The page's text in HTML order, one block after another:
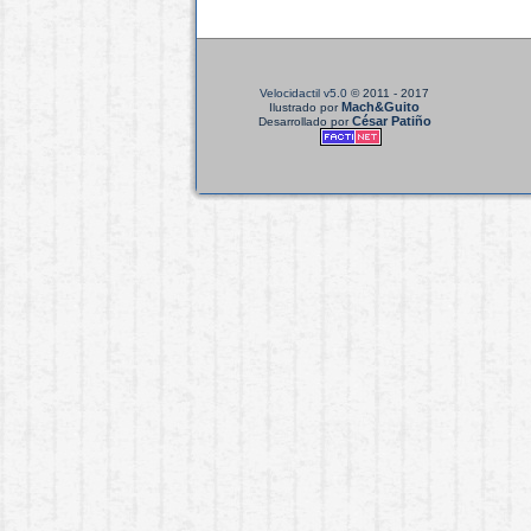
Velocidactil v5.0 © 2011 - 2017
Ilustrado porMach&Guito
Desarrollado porCésar Patiño